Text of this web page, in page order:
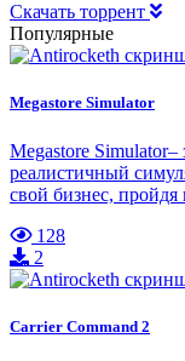
Скачать торрент
Популярные
Megastore Simulator
Megastore
реалистичный
свой бизнес,
128
2
Carrier Command 2